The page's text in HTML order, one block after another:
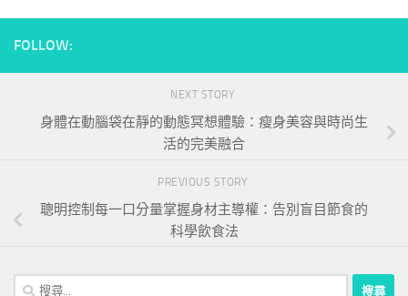
FOLLOW:
NEXT STORY
身體在動腦袋在靜的動態冥想體驗：瘦身美容與時尚生
活的完美融合
PREVIOUS STORY
聰明控制每一口分量掌握身材主導權：告別盲目節食的
科學飲食法
搜